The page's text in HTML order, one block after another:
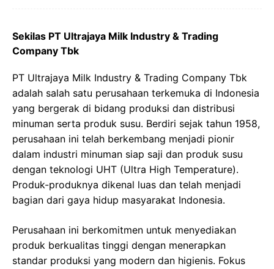
Sekilas PT Ultrajaya Milk Industry & Trading
Company Tbk
PT Ultrajaya Milk Industry & Trading Company Tbk
adalah salah satu perusahaan terkemuka di Indonesia
yang bergerak di bidang produksi dan distribusi
minuman serta produk susu. Berdiri sejak tahun 1958,
perusahaan ini telah berkembang menjadi pionir
dalam industri minuman siap saji dan produk susu
dengan teknologi UHT (Ultra High Temperature).
Produk-produknya dikenal luas dan telah menjadi
bagian dari gaya hidup masyarakat Indonesia.
Perusahaan ini berkomitmen untuk menyediakan
produk berkualitas tinggi dengan menerapkan
standar produksi yang modern dan higienis. Fokus